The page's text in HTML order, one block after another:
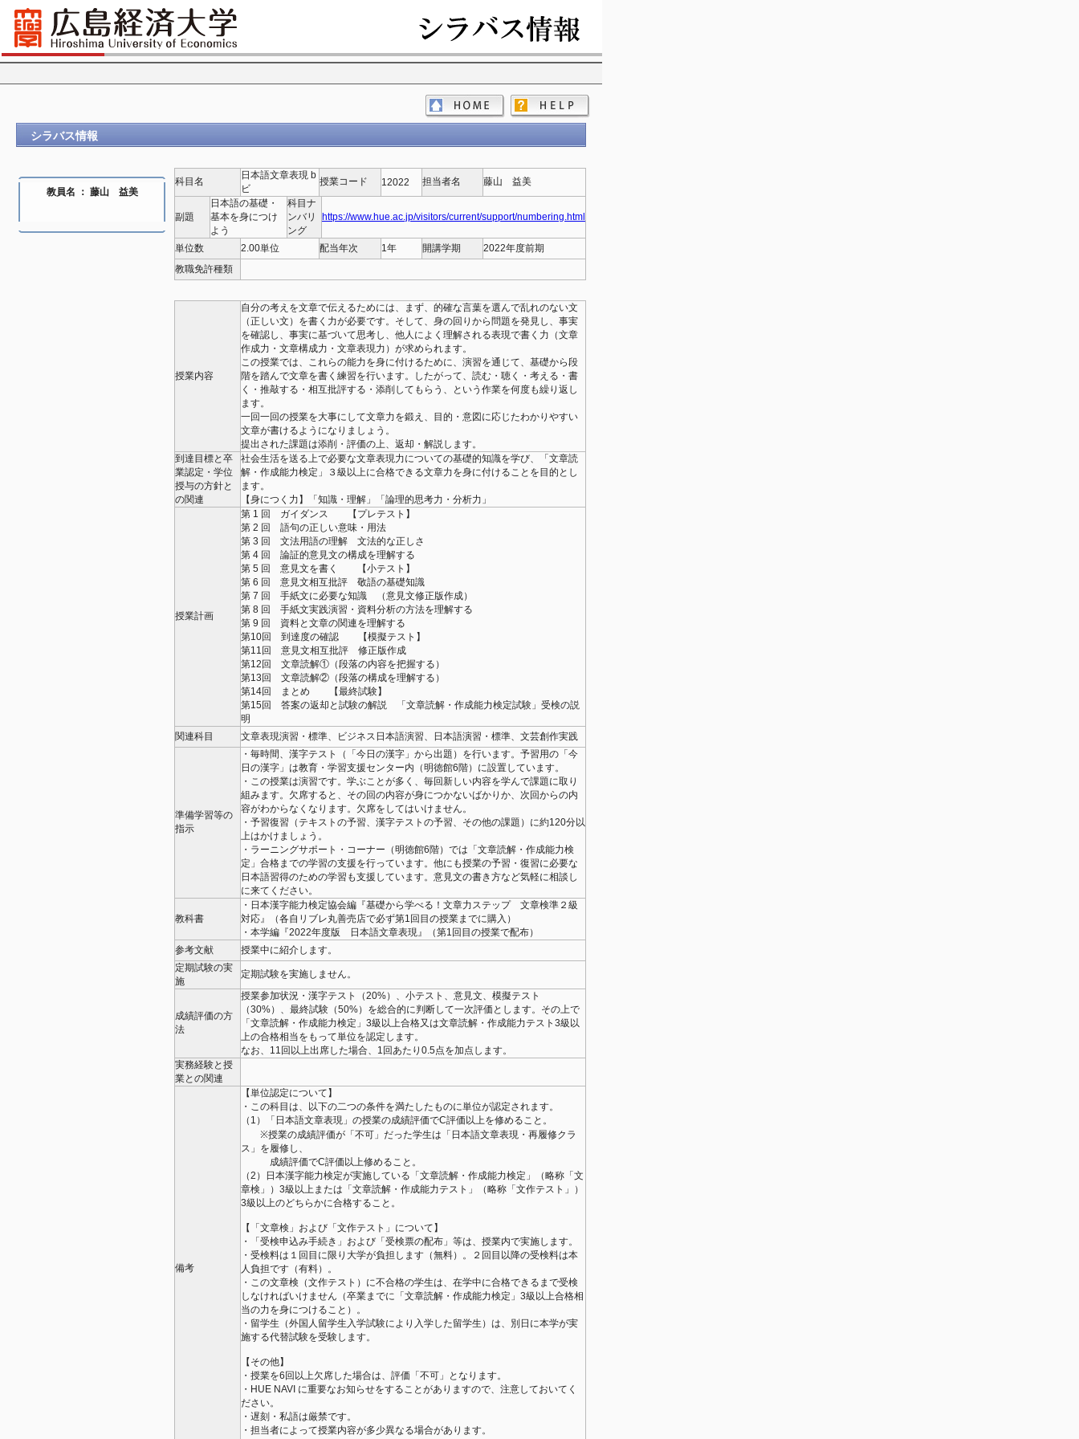
シラバス情報
教員名 ： 藤山 益美
科目名
日本語文章表現 b
ビ
授業コード 12022 担当者名 藤山 益美
副題
日本語の基礎・
基本を身につけ
よう
科目ナ
ンバリ
ング
https://www.hue.ac.jp/visitors/current/support/numbering.html
単位数 2.00単位 配当年次 1年 開講学期
2022年度前期
教職免許種類
授業内容
自分の考えを文章で伝えるためには、まず、的確な言葉を選んで乱れのない文
（正しい文）を書く力が必要です。そして、身の回りから問題を発見し、事実
を確認し、事実に基づいて思考し、他人によく理解される表現で書く力（文章
作成力・文章構成力・文章表現力）が求められます。
この授業では、これらの能力を身に付けるために、演習を通じて、基礎から段
階を踏んで文章を書く練習を行います。したがって、読む・聴く・考える・書
く・推敲する・相互批評する・添削してもらう、という作業を何度も繰り返し
ます。
一回一回の授業を大事にして文章力を鍛え、目的・意図に応じたわかりやすい
文章が書けるようになりましょう。
提出された課題は添削・評価の上、返却・解説します。
到達目標と卒
業認定・学位
授与の方針と
の関連
社会生活を送る上で必要な文章表現力についての基礎的知識を学び、「文章読
解・作成能力検定」３級以上に合格できる文章力を身に付けることを目的とし
ます。
【身につく力】「知識・理解」「論理的思考力・分析力」
授業計画
第 1 回 ガイダンス 【プレテスト】
第 2 回 語句の正しい意味・用法
第 3 回 文法用語の理解 文法的な正しさ
第 4 回 論証的意見文の構成を理解する
第 5 回 意見文を書く 【小テスト】
第 6 回 意見文相互批評 敬語の基礎知識
第 7 回 手紙文に必要な知識 （意見文修正版作成）
第 8 回 手紙文実践演習・資料分析の方法を理解する
第 9 回 資料と文章の関連を理解する
第10回 到達度の確認 【模擬テスト】
第11回 意見文相互批評 修正版作成
第12回 文章読解①（段落の内容を把握する）
第13回 文章読解②（段落の構成を理解する）
第14回 まとめ 【最終試験】
第15回 答案の返却と試験の解説 「文章読解・作成能力検定試験」受検の説
明
関連科目
文章表現演習・標準、ビジネス日本語演習、日本語演習・標準、文芸創作実践
準備学習等の
指示
・毎時間、漢字テスト（「今日の漢字」から出題）を行います。予習用の「今
日の漢字」は教育・学習支援センター内（明徳館6階）に設置しています。
・この授業は演習です。学ぶことが多く、毎回新しい内容を学んで課題に取り
組みます。欠席すると、その回の内容が身につかないばかりか、次回からの内
容がわからなくなります。欠席をしてはいけません。
・予習復習（テキストの予習、漢字テストの予習、その他の課題）に約120分以
上はかけましょう。
・ラーニングサポート・コーナー（明徳館6階）では「文章読解・作成能力検
定」合格までの学習の支援を行っています。他にも授業の予習・復習に必要な
日本語習得のための学習も支援しています。意見文の書き方など気軽に相談し
に来てください。
教科書
・日本漢字能力検定協会編『基礎から学べる！文章力ステップ 文章検準２級
対応』（各自リブレ丸善売店で必ず第1回目の授業までに購入）
・本学編『2022年度版 日本語文章表現』（第1回目の授業で配布）
参考文献
授業中に紹介します。
定期試験の実
施
定期試験を実施しません。
成績評価の方
法
授業参加状況・漢字テスト（20%）、小テスト、意見文、模擬テスト
（30%）、最終試験（50%）を総合的に判断して一次評価とします。その上で
「文章読解・作成能力検定」3級以上合格又は文章読解・作成能力テスト3級以
上の合格相当をもって単位を認定します。
なお、11回以上出席した場合、1回あたり0.5点を加点します。
実務経験と授
業との関連
備考
【単位認定について】
・この科目は、以下の二つの条件を満たしたものに単位が認定されます。
（1）「日本語文章表現」の授業の成績評価でC評価以上を修めること。
※授業の成績評価が「不可」だった学生は「日本語文章表現・再履修クラ
ス」を履修し、
成績評価でC評価以上修めること。
（2）日本漢字能力検定が実施している「文章読解・作成能力検定」（略称「文
章検」）3級以上または「文章読解・作成能力テスト」（略称「文作テスト」）
3級以上のどちらかに合格すること。
【「文章検」および「文作テスト」について】
・「受検申込み手続き」および「受検票の配布」等は、授業内で実施します。
・受検料は１回目に限り大学が負担します（無料）。２回目以降の受検料は本
人負担です（有料）。
・この文章検（文作テスト）に不合格の学生は、在学中に合格できるまで受検
しなければいけません（卒業までに「文章読解・作成能力検定」3級以上合格相
当の力を身につけること）。
・留学生（外国人留学生入学試験により入学した留学生）は、別日に本学が実
施する代替試験を受験します。
【その他】
・授業を6回以上欠席した場合は、評価「不可」となります。
・HUE NAVI に重要なお知らせをすることがありますので、注意しておいてく
ださい。
・遅刻・私語は厳禁です。
・担当者によって授業内容が多少異なる場合があります。